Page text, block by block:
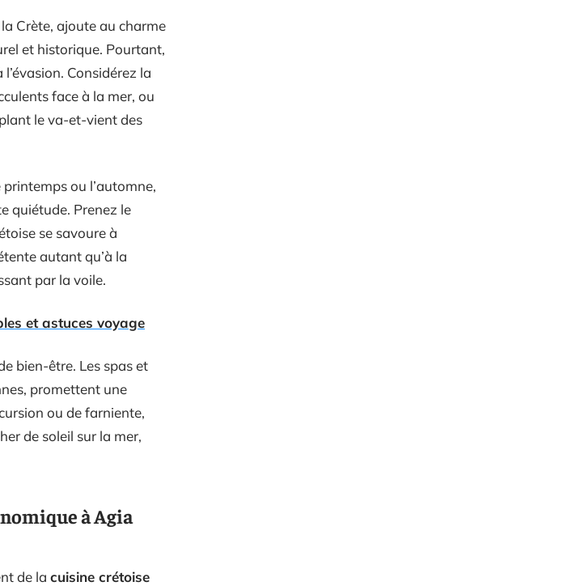
Crète, ajoute au charme
et historique. Pourtant,
Considérez la
face à la mer, ou
le va-et-vient des
ou l’automne,
quiétude. Prenez le
se savoure à
autant qu’à la
par la voile.
et astuces voyage
bien-être. Les spas et
promettent une
ou de farniente,
de soleil sur la mer,
à Agia
de la cuisine crétoise